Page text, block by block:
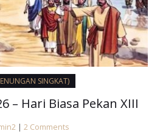
SINGKAT)
– Hari Biasa Pekan XIII
| 2 Comments